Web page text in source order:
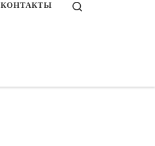
КОНТАКТЫ